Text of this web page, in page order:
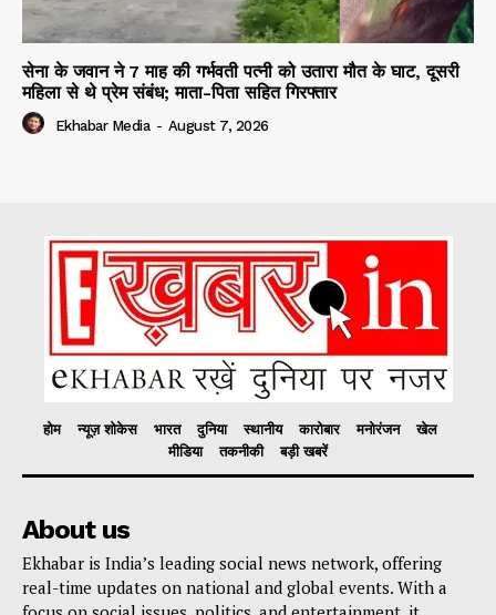
सेना के जवान ने 7 माह की गर्भवती पत्नी को उतारा मौत के घाट, दूसरी
महिला से थे प्रेम संबंध; माता-पिता सहित गिरफ्तार
Ekhabar Media - August 7, 2026
होम न्यूज़ शोकेस भारत दुनिया स्थानीय कारोबार मनोरंजन
खेल
मीडिया
तकनीकी बड़ी खबरें
About us
Ekhabar is India’s leading social news network, offering
real-time updates on national and global events. With a